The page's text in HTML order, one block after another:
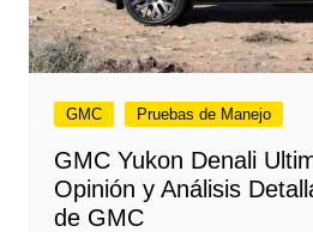
GMC Pruebas de Manejo
GMC Yukon Denali
Opinión y Análisis
de GMC